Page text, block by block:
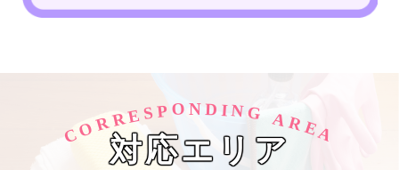
CORRESPOND ING AREA
対応エリア